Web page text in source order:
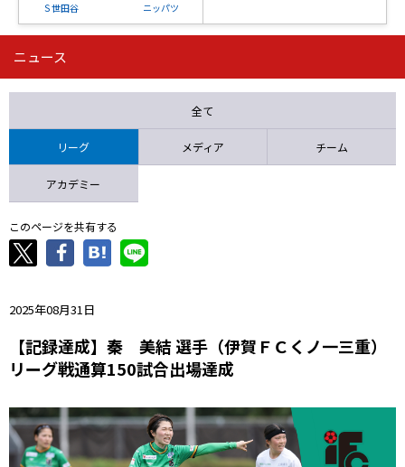
Ｓ世田谷 ニッパツ
第16節 09/05 (土) 15:00
ニッパツ 石人の星
ニュース
全て
リーグ メディア チーム
アカデミー
このページを共有する
2025年08月31日
【記録達成】秦 美結 選手（伊賀ＦＣくノ一三重）
リーグ戦通算150試合出場達成